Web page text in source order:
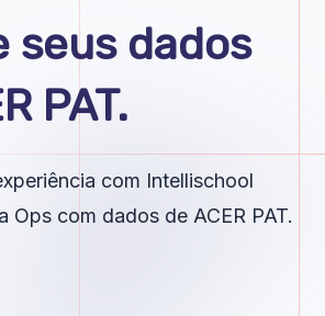
seus dados
PAT.
com Intellischool
Ops com dados de ACER PAT.